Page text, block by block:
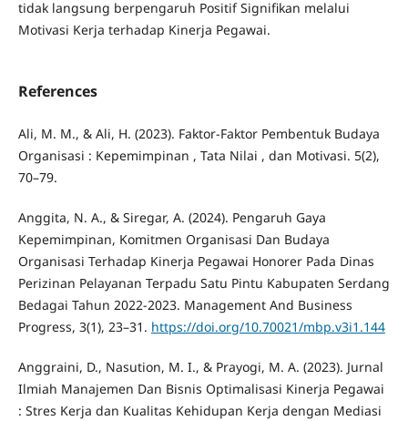
tidak langsung berpengaruh Positif Signifikan melalui
Motivasi Kerja terhadap Kinerja Pegawai.
References
Ali, M. M., & Ali, H. (2023). Faktor-Faktor Pembentuk Budaya
Organisasi : Kepemimpinan , Tata Nilai , dan Motivasi. 5(2),
70–79.
Anggita, N. A., & Siregar, A. (2024). Pengaruh Gaya
Kepemimpinan, Komitmen Organisasi Dan Budaya
Organisasi Terhadap Kinerja Pegawai Honorer Pada Dinas
Perizinan Pelayanan Terpadu Satu Pintu Kabupaten Serdang
Bedagai Tahun 2022-2023. Management And Business
Progress, 3(1), 23–31. https://doi.org/10.70021/mbp.v3i1.144
Anggraini, D., Nasution, M. I., & Prayogi, M. A. (2023). Jurnal
Ilmiah Manajemen Dan Bisnis Optimalisasi Kinerja Pegawai
: Stres Kerja dan Kualitas Kehidupan Kerja dengan Mediasi